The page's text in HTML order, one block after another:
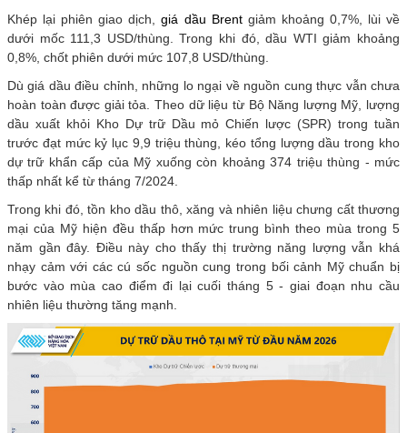
Khép lại phiên giao dịch,giá dầu Brentgiảm khoảng 0,7%, lùi về
dưới mốc 111,3 USD/thùng. Trong khi đó, dầu WTI giảm khoảng
0,8%, chốt phiên dưới mức 107,8 USD/thùng.
Dù giá dầu điều chỉnh, những lo ngại về nguồn cung thực vẫn chưa
hoàn toàn được giải tỏa. Theo dữ liệu từ Bộ Năng lượng Mỹ, lượng
dầu xuất khỏi Kho Dự trữ Dầu mỏ Chiến lược (SPR) trong tuần
trước đạt mức kỷ lục 9,9 triệu thùng, kéo tổng lượng dầu trong kho
dự trữ khẩn cấp của Mỹ xuống còn khoảng 374 triệu thùng - mức
thấp nhất kể từ tháng 7/2024.
Trong khi đó, tồn kho dầu thô, xăng và nhiên liệu chưng cất thương
mại của Mỹ hiện đều thấp hơn mức trung bình theo mùa trong 5
năm gần đây. Điều này cho thấy thị trường năng lượng vẫn khá
nhạy cảm với các cú sốc nguồn cung trong bối cảnh Mỹ chuẩn bị
bước vào mùa cao điểm đi lại cuối tháng 5 - giai đoạn nhu cầu
nhiên liệu thường tăng mạnh.